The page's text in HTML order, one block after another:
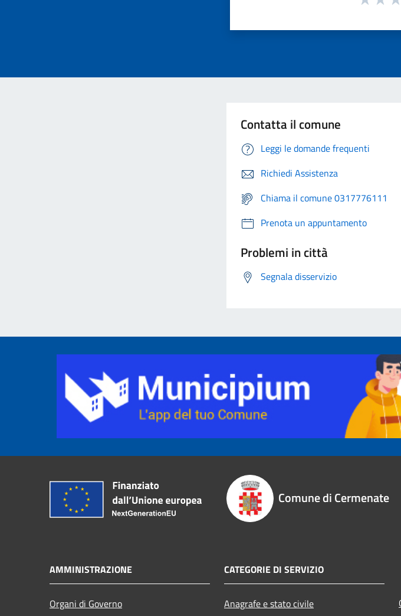
Contatta il comune
Leggi le domande frequenti
Richiedi Assistenza
Chiama il comune 0317776111
Prenota un appuntamento
Problemi in città
Segnala disservizio
Comune di Cermenate
AMMINISTRAZIONE
Organi di Governo
CATEGORIE DI SERVIZIO
Anagrafe e stato civile